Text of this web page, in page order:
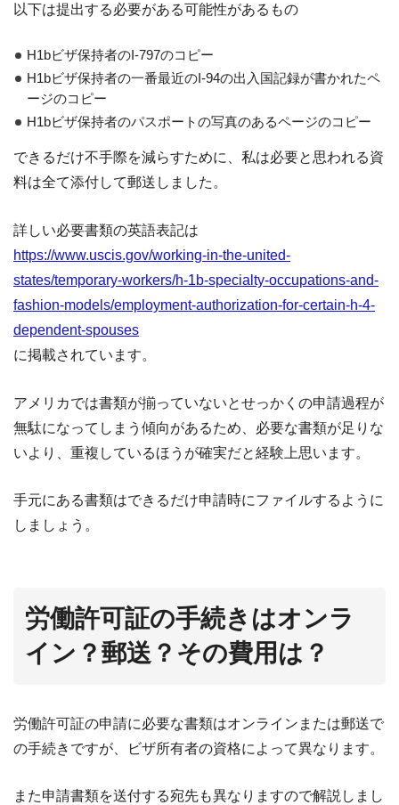
以下は提出する必要がある可能性があるもの
H1bビザ保持者のI-797のコピー
H1bビザ保持者の一番最近のI-94の出入国記録が書かれたペ
ージのコピー
H1bビザ保持者のパスポートの写真のあるページのコピー
できるだけ不手際を減らすために、私は必要と思われる資
料は全て添付して郵送しました。
詳しい必要書類の英語表記は
https://www.uscis.gov/working-in-the-united-
states/temporary-workers/h-1b-specialty-occupations-and-
fashion-models/employment-authorization-for-certain-h-4-
dependent-spouses
に掲載されています。
アメリカでは書類が揃っていないとせっかくの申請過程が
無駄になってしまう傾向があるため、必要な書類が足りな
いより、重複しているほうが確実だと経験上思います。
手元にある書類はできるだけ申請時にファイルするように
しましょう。
労働許可証の手続きはオンラ
イン？郵送？その費用は？
労働許可証の申請に必要な書類はオンラインまたは郵送で
の手続きですが、ビザ所有者の資格によって異なります。
また申請書類を送付する宛先も異なりますので解説しまし